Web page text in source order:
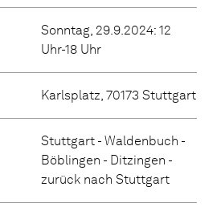
Sonntag, 29.9.2024: 12
Uhr-18 Uhr
Karlsplatz, 70173 Stuttgart
Stuttgart - Waldenbuch -
Böblingen - Ditzingen -
zurück nach Stuttgart